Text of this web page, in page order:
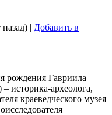
назад) | Добавить в
рождения Гавриила
историка-археолога,
краеведческого музея